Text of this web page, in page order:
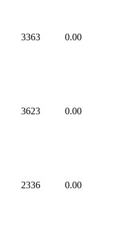
3363 0.00
3623 0.00
2336 0.00